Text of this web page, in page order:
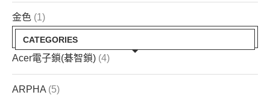
金色 (1)
CATEGORIES
Acer電子鎖(碁智鎖) (4)
ARPHA (5)